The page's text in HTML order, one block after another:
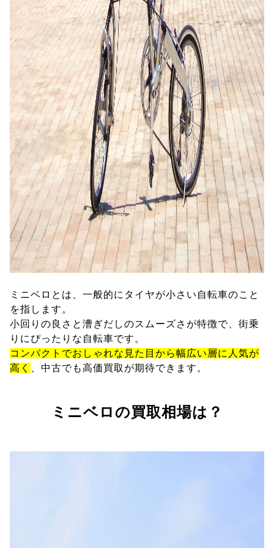
ミニベロとは、一般的にタイヤが小さい自転車のこと
を指します。
小回りの良さと漕ぎだしのスムーズさが特徴で、街乗
りにぴったりな自転車です。
コンパクトでおしゃれな見た目から幅広い層に人気が
高く
、中古でも高価買取が期待できます。
ミニベロの買取相場は？